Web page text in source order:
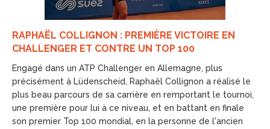
RAPHAËL COLLIGNON : PREMIÈRE VICTOIRE EN
CHALLENGER ET CONTRE UN TOP 100
Engagé dans un ATP Challenger en Allemagne, plus
précisément à Lüdenscheid, Raphaël Collignon a réalisé le
plus beau parcours de sa carrière en remportant le tournoi,
une première pour lui à ce niveau, et en battant en finale
son premier Top 100 mondial, en la personne de l'ancien